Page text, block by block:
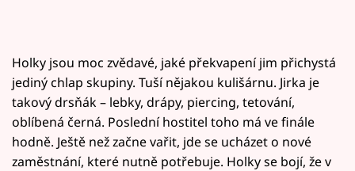
Holky jsou moc zvědavé, jaké překvapení jim přichystá
jediný chlap skupiny. Tuší nějakou kulišárnu. Jirka je
takový drsňák – lebky, drápy, piercing, tetování,
oblíbená černá. Poslední hostitel toho má ve finále
hodně. Ještě než začne vařit, jde se ucházet o nové
zaměstnání, které nutně potřebuje. Holky se bojí, že v